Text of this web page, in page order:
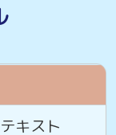
キスト